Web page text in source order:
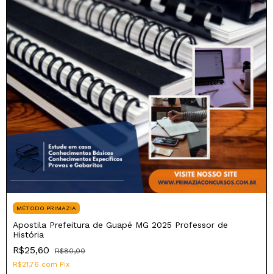
MÉTODO PRIMAZIA
Apostila Prefeitura de Guapé MG 2025 Professor de
História
R$25,60
R$80,00
R$21,76 com Pix